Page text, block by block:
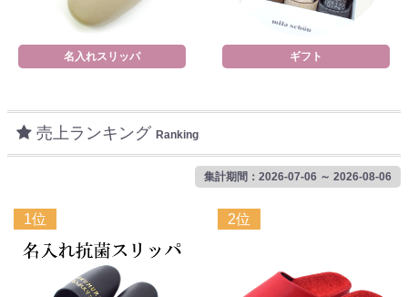
名入れスリッパ ギフト
売上ランキング Ranking
集計期間：2026-07-06 ～ 2026-08-06
1位 2位